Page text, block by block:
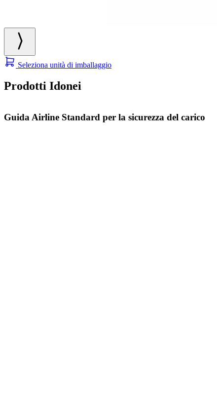
Seleziona unità di imballaggio
Prodotti Idonei
Guida Airline Standard per la sicurezza del carico